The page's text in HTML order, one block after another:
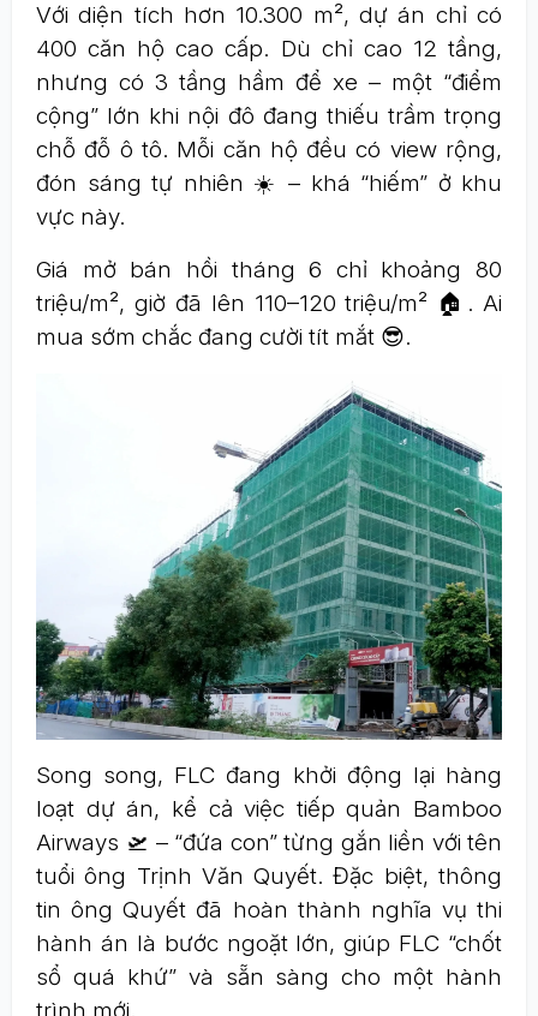
Với diện tích hơn 10.300 m², dự án chỉ có
400 căn hộ cao cấp. Dù chỉ cao 12 tầng,
nhưng có 3 tầng hầm để xe – một “điểm
cộng” lớn khi nội đô đang thiếu trầm trọng
chỗ đỗ ô tô. Mỗi căn hộ đều có view rộng,
đón sáng tự nhiên ☀️ – khá “hiếm” ở khu
vực này.
Giá mở bán hồi tháng 6 chỉ khoảng 80
triệu/m², giờ đã lên 110–120 triệu/m² 🏠. Ai
mua sớm chắc đang cười tít mắt 😎.
Song song, FLC đang khởi động lại hàng
loạt dự án, kể cả việc tiếp quản Bamboo
Airways 🛫 – “đứa con” từng gắn liền với tên
tuổi ông Trịnh Văn Quyết. Đặc biệt, thông
tin ông Quyết đã hoàn thành nghĩa vụ thi
hành án là bước ngoặt lớn, giúp FLC “chốt
sổ quá khứ” và sẵn sàng cho một hành
trình mới.